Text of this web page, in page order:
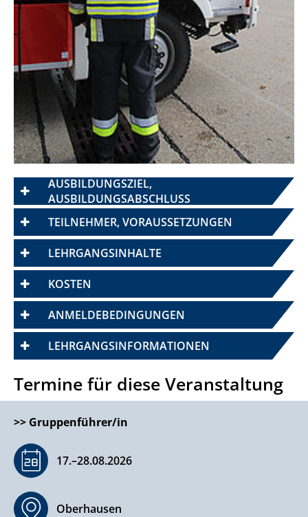
AUSBILDUNGSZIEL,
AUSBILDUNGSABSCHLUSS
TEILNEHMER, VORAUSSETZUNGEN
LEHRGANGSINHALTE
KOSTEN
ANMELDEBEDINGUNGEN
LEHRGANGSINFORMATIONEN
Termine für diese Veranstaltung
>> Gruppenführer/in
17.–​28.08.2026
Oberhausen